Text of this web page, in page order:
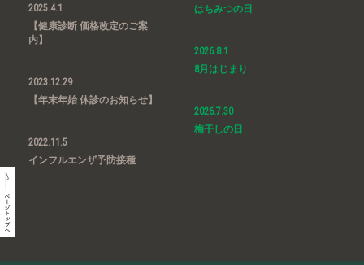
2025.4.1
【健康診断 価格改定のご案
内】
2023.12.29
【年末年始 休診のお知らせ】
2022.11.5
インフルエンザ予防接種
はちみつの日
2026.8.1
8月はじまり
2026.7.30
梅干しの日